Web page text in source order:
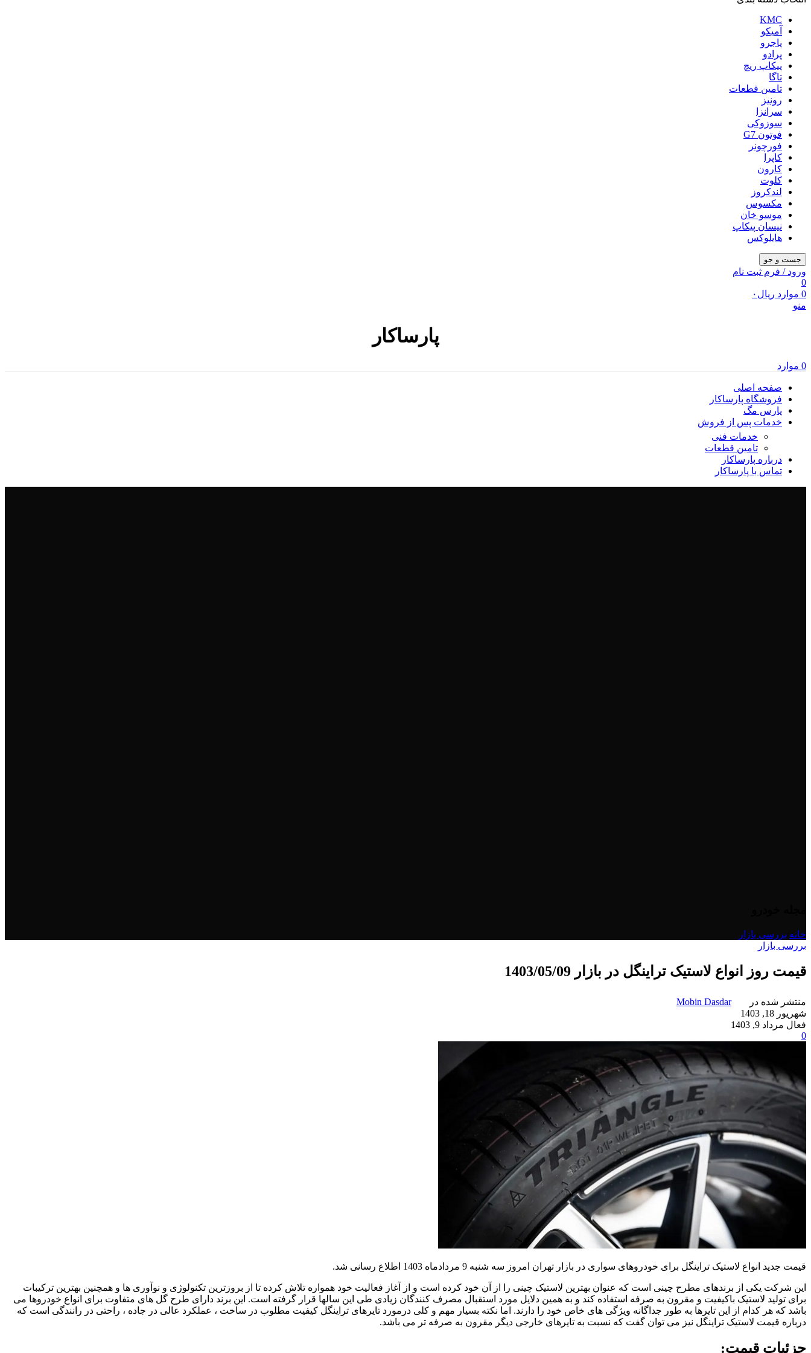
KMC
آمیکو
پاجرو
پرادو
پیکاپ ریچ
تاگا
تامین قطعات
رونیز
سرانزا
سوزوکی
فوتون G7
فورچونر
کاپرا
کارون
کلوت
لندکروز
مکسوس
موسو خان
نیسان پیکاپ
هایلوکس
جست و جو
ورود / فرم ثبت نام
0
0 موارد ریال ۰
منو
پارساکار
0 موارد
صفحه اصلی
فروشگاه پارساکار
پارس مگ
خدمات پس از فروش
خدمات فنی
تامین قطعات
درباره پارساکار
تماس با پارساکار
خانه بررسی بازار
بررسی بازار
قیمت روز انواع لاستیک تراینگل در بازار 1403/05/09
منتشر شده در
Mobin Dasdar
شهریور 18, 1403
فعال مرداد 9, 1403
0
قیمت جدید انواع لاستیک تراینگل برای خودروهای سواری در بازار تهران امروز سه شنبه 9 مردادماه 1403 اطلاع رسانی شد.
این شرکت یکی از برندهای مطرح چینی است که عنوان بهترین لاستیک چینی را از آن خود کرده است و از آغاز فعالیت خود همواره تلاش کرده تا از بروزترین تکنولوژی و نوآوری ها و همچنین بهترین ترکیبات
برای تولید لاستیک با­کیفیت و مقرون به صرفه استفاده کند و به همین دلایل مورد استقبال مصرف­ کنندگان زیادی طی این سالها قرار گرفته است. این برند دارای طرح گل های متفاوت برای انواع خودروها می
باشد که هر کدام از این تایرها به طور جداگانه ویژگی های خاص خود را دارند. اما نکته بسیار مهم و کلی درمورد تایرهای تراینگل کیفیت مطلوب در ساخت ، عملکرد عالی در جاده ، راحتی در رانندگی است که
درباره قیمت لاستیک تراینگل نیز می توان گفت که نسبت به تایرهای خارجی دیگر مقرون به صرفه تر می باشد.
جزئیات قیمت: